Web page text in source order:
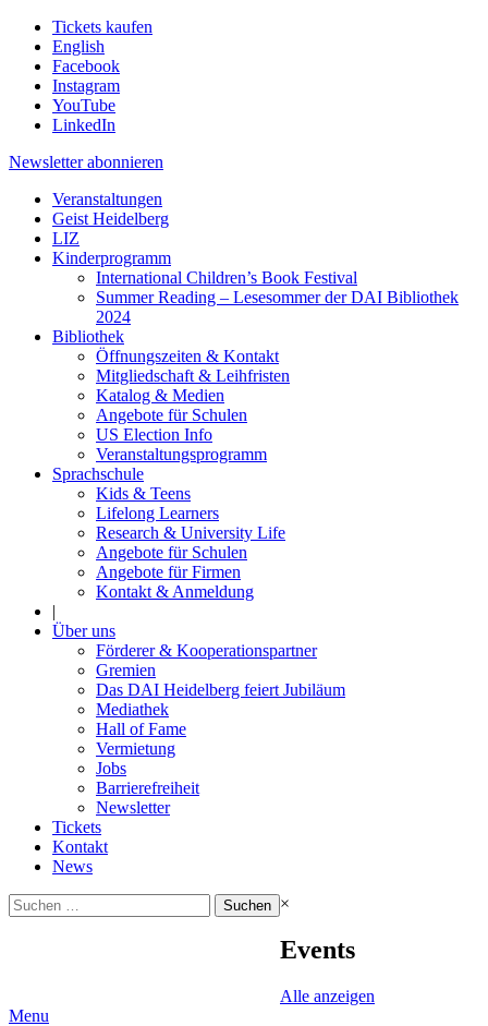
Tickets kaufen
English
Facebook
Instagram
YouTube
LinkedIn
Newsletter abonnieren
Veranstaltungen
Geist Heidelberg
LIZ
Kinderprogramm
International Children’s Book Festival
Summer Reading – Lesesommer der DAI Bibliothek
2024
Bibliothek
Öffnungszeiten & Kontakt
Mitgliedschaft & Leihfristen
Katalog & Medien
Angebote für Schulen
US Election Info
Veranstaltungsprogramm
Sprachschule
Kids & Teens
Lifelong Learners
Research & University Life
Angebote für Schulen
Angebote für Firmen
Kontakt & Anmeldung
|
Über uns
Förderer & Kooperationspartner
Gremien
Das DAI Heidelberg feiert Jubiläum
Mediathek
Hall of Fame
Vermietung
Jobs
Barrierefreiheit
Newsletter
Tickets
Kontakt
News
Suchen
nach:
×
Events
Alle anzeigen
Menu